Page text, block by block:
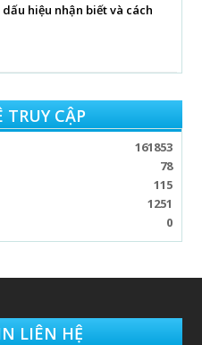
hiệu nhận biết và cách
TRUY CẬP
161853
78
115
1251
0
LIÊN HỆ